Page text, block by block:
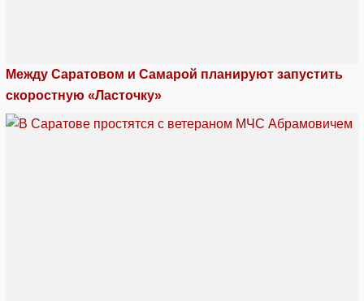
Между Саратовом и Самарой планируют запустить
скоростную «Ласточку»